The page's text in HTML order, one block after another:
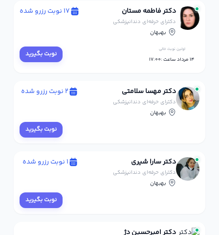
دکتر فاطمه مستان
دکترای حرفه‌ای دندانپزشکی
بهبهان
17 نوبت رزرو شده
اولین نوبت خالی
14 مرداد ساعت :17:00
نوبت بگیرید
دکتر مهسا سلامتی
دکترای حرفه‌ای دندانپزشکی
بهبهان
2 نوبت رزرو شده
نوبت بگیرید
دکتر سارا شیری
دکترای حرفه‌ای دندانپزشکی
بهبهان
1 نوبت رزرو شده
نوبت بگیرید
دکتر امیرحسین دژ